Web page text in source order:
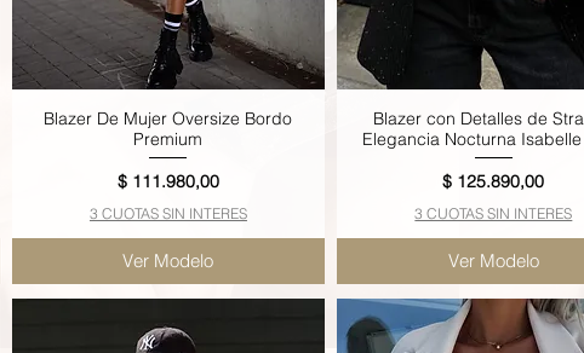
Vista rápida
Blazer De Mujer Oversize Bordo
Premium
Precio
$ 111.980,00
3 CUOTAS SIN INTERES
Ver Modelo
Vista rápida
Blazer con Detalles de
Elegancia Nocturna
Precio
$ 125.890,00
3 CUOTAS SIN INTERES
Ver Modelo